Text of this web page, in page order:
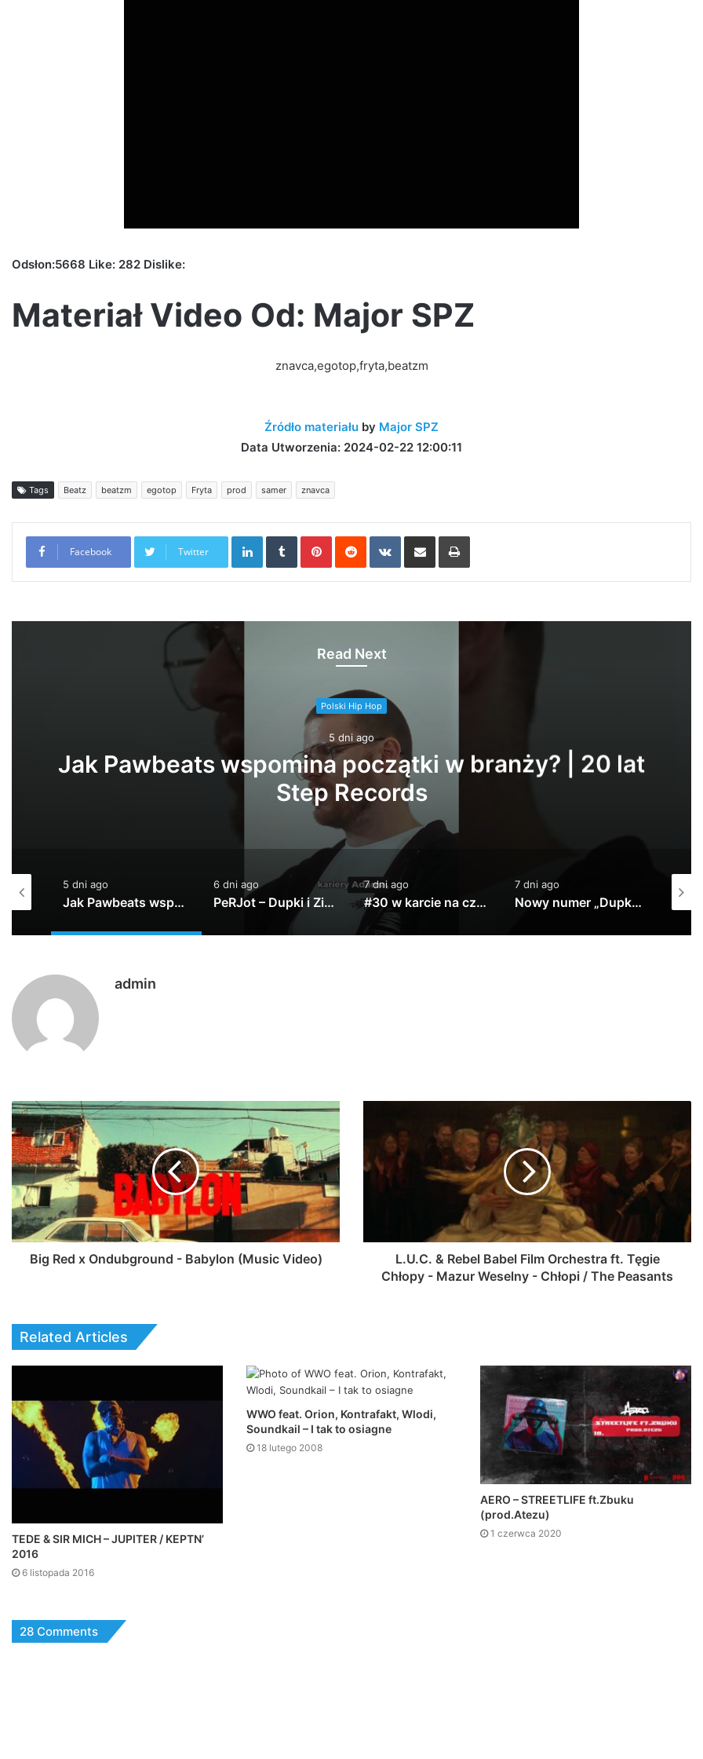
Odsłon:5668 Like: 282 Dislike:
Materiał Video Od: Major SPZ
znavca,egotop,fryta,beatzm
Źródło materiału by Major SPZ
Data Utworzenia: 2024-02-22 12:00:11
Tags Beatz beatzm egotop Fryta prod samer znavca
Facebook Twitter
LinkedInTumblrPinterestReddit VKontakte
Share via Email Print
Read Next
Polski Hip Hop
5 dni ago
Jak Pawbeats wspomina początki w branży? | 20 lat
Step Records
5 dni ago
Jak Pawbeats wspomina początki w branży? | 20 lat Step Records
6 dni ago
PeRJot – Dupki i Ziomki
7 dni ago
#30 w karcie na czasie!!!
7 dni ago
Nowy numer „Dupki i Ziomki” już jutro na kanale Altereggo Records #altereggo #rap #rolka #hiphop
admin
Big Red x Ondubground - Babylon (Music Video)
L.U.C. & Rebel Babel Film Orchestra ft. Tęgie
Chłopy - Mazur Weselny - Chłopi / The Peasants
Related Articles
TEDE & SIR MICH – JUPITER / KEPTN’
2016
6 listopada 2016
WWO feat. Orion, Kontrafakt, Wlodi,
Soundkail – I tak to osiagne
18 lutego 2008
AERO – STREETLIFE ft.Zbuku
(prod.Atezu)
1 czerwca 2020
28 Comments